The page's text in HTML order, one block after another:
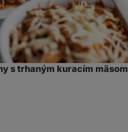
s trhaným kuracím mäsom